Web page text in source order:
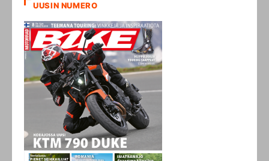
UUSIN NUMERO